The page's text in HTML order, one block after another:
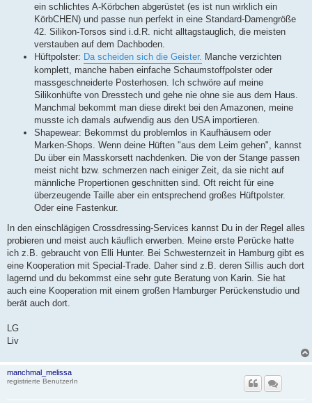
ein schlichtes A-Körbchen abgerüstet (es ist nun wirklich ein
KörbCHEN) und passe nun perfekt in eine Standard-Damengröße
42. Silikon-Torsos sind i.d.R. nicht alltagstauglich, die meisten
verstauben auf dem Dachboden.
Hüftpolster: Da scheiden sich die Geister. Manche verzichten
komplett, manche haben einfache Schaumstoffpolster oder
massgeschneiderte Posterhosen. Ich schwöre auf meine
Silikonhüfte von Dresstech und gehe nie ohne sie aus dem Haus.
Manchmal bekommt man diese direkt bei den Amazonen, meine
musste ich damals aufwendig aus den USA importieren.
Shapewear: Bekommst du problemlos in Kaufhäusern oder
Marken-Shops. Wenn deine Hüften "aus dem Leim gehen", kannst
Du über ein Masskorsett nachdenken. Die von der Stange passen
meist nicht bzw. schmerzen nach einiger Zeit, da sie nicht auf
männliche Propertionen geschnitten sind. Oft reicht für eine
überzeugende Taille aber ein entsprechend großes Hüftpolster.
Oder eine Fastenkur.
In den einschlägigen Crossdressing-Services kannst Du in der Regel alles
probieren und meist auch käuflich erwerben. Meine erste Perücke hatte
ich z.B. gebraucht von Elli Hunter. Bei Schwesternzeit in Hamburg gibt es
eine Kooperation mit Special-Trade. Daher sind z.B. deren Sillis auch dort
lagernd und du bekommst eine sehr gute Beratung von Karin. Sie hat
auch eine Kooperation mit einem großen Hamburger Perückenstudio und
berät auch dort.
LG
Liv
manchmal_melissa
registrierte BenutzerIn